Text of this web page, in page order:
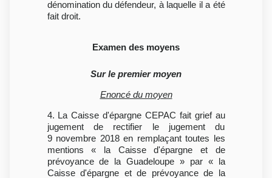
dénomination du défendeur, à laquelle il a été
fait droit.
Examen des moyens
Sur le premier moyen
Enoncé du moyen
4. La Caisse d'épargne CEPAC fait grief au
jugement de rectifier le jugement du
9 novembre 2018 en remplaçant toutes les
mentions « la Caisse d'épargne et de
prévoyance de la Guadeloupe » par « la
Caisse d'épargne et de prévoyance de la